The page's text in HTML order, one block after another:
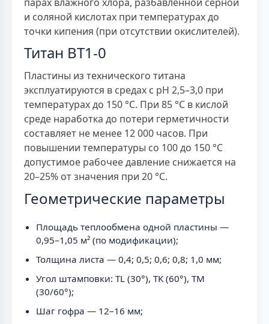
и соляной кислотах при температурах до
точки кипения (при отсутствии окислителей).
Титан ВТ1-0
Пластины из технического титана
эксплуатируются в средах с pH 2,5–3,0 при
температурах до 150 °C. При 85 °C в кислой
среде наработка до потери герметичности
составляет не менее 12 000 часов. При
повышении температуры со 100 до 150 °C
допустимое рабочее давление снижается на
20–25% от значения при 20 °C.
Геометрические параметры
Площадь теплообмена одной пластины —
0,95–1,05 м² (по модификации);
Толщина листа — 0,4; 0,5; 0,6; 0,8; 1,0 мм;
Угол штамповки: TL (30°), TK (60°), TM
(30/60°);
Шаг гофра — 12–16 мм;